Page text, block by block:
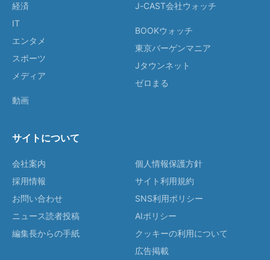
経済
IT
エンタメ
スポーツ
メディア
動画
J-CAST会社ウォッチ
BOOKウォッチ
東京バーゲンマニア
Jタウンネット
ゼロまる
サイトについて
会社案内
採用情報
お問い合わせ
ニュース読者投稿
編集長からの手紙
個人情報保護方針
サイト利用規約
SNS利用ポリシー
AIポリシー
クッキーの利用について
広告掲載